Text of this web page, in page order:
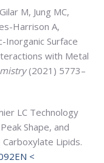
M, Jung MC,
Harrison A,
Inorganic Surface
with Metal
(2021) 5773–
LC Technology
Shape, and
Lipids.
<